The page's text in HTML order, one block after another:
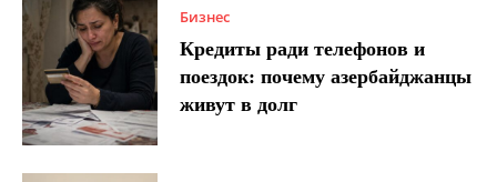
Бизнес
Кредиты ради телефонов и
поездок: почему азербайджанцы
живут в долг